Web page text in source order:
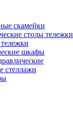
скамейки
столы тележки
шкафы
стеллажи